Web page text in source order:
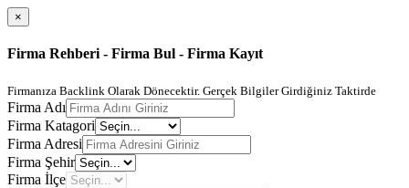
×
Firma Rehberi - Firma Bul - Firma Kayıt
Firmanıza Backlink Olarak Dönecektir. Gerçek Bilgiler Girdiğiniz Taktirde
Firma Adı
Firma Katagori
Firma Adresi
Firma Şehir
Firma İlçe